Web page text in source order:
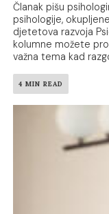
Članak pišu
psihologije,
djetetova razvoja
kolumne možete
važna tema kad
4 MIN READ